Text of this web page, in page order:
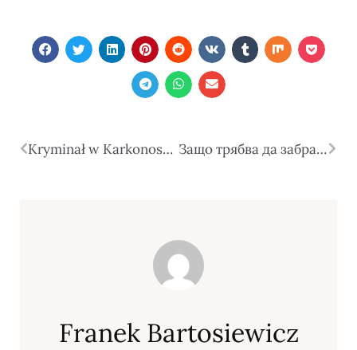
Kryminał w Karkonoszach i innych górach — legendy, tajemnice i mroczny klimat gór Защо трябва да забравите за трескавата подготовка преди първата среща? Ето трика за магнитно привличане!
Franek Bartosiewicz